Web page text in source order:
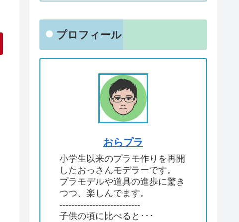
プロフィール
おらプラ
小学生以来のプラモ作りを再開
したおっさんモデラーです。
プラモデルや道具の進歩に驚き
つつ、楽しんでます。
---------------------------
子供の頃に比べると･･･